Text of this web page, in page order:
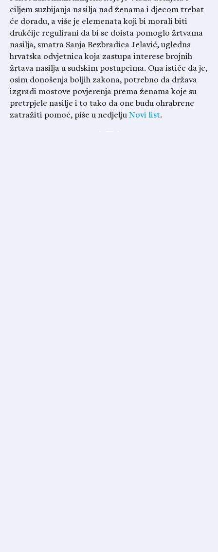
ciljem suzbijanja nasilja nad ženama i djecom trebat
će doradu, a više je elemenata koji bi morali biti
drukčije regulirani da bi se doista pomoglo žrtvama
nasilja, smatra Sanja Bezbradica Jelavić, ugledna
hrvatska odvjetnica koja zastupa interese brojnih
žrtava nasilja u sudskim postupcima. Ona ističe da je,
osim donošenja boljih zakona, potrebno da država
izgradi mostove povjerenja prema ženama koje su
pretrpjele nasilje i to tako da one budu ohrabrene
zatražiti pomoć, piše u nedjelju Novi list.